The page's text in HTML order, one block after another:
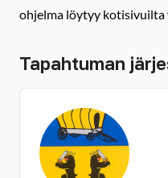
ohjelma löytyy kotisivuilta
Tapahtuman